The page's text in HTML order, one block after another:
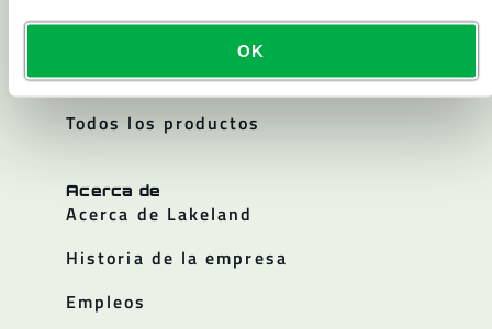
OK
Sala blanca
Todos los productos
Acerca de
Acerca de Lakeland
Historia de la empresa
Empleos